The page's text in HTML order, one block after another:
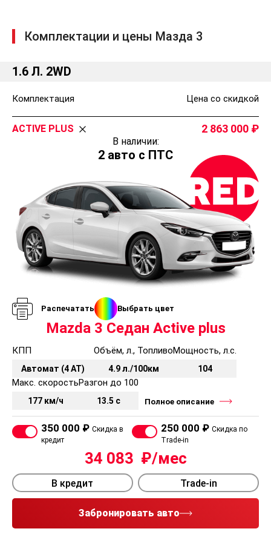
Комплектации и цены Мазда 3
1.6 Л. 2WD
Комплектация Цена со скидкой
ACTIVE PLUS 2 863 000
В наличии:
2 авто с ПТС
Распечатать Выбрать цвет
Mazda 3 Седан Active plus
КПП
Автомат (4 AT)
Объём, л., Топливо
4.9 л./100км
Мощность, л.с.
104
Макс. скорость
177 км/ч
Разгон до 100
13.5 с Полное описание
350 000 ₽ Скидка в
кредит
250 000 ₽ Скидка по
Trade-in
34 083
В кредит Trade-in
Забронировать авто